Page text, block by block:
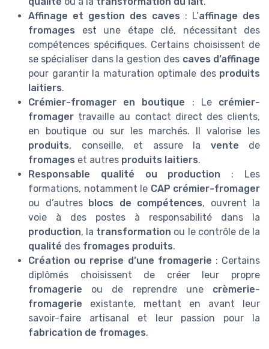
Affinage et gestion des caves : L’affinage des
fromages est une étape clé, nécessitant des
compétences spécifiques. Certains choisissent de
se spécialiser dans la gestion des caves d’affinage
pour garantir la maturation optimale des produits
laitiers.
Crémier-fromager en boutique : Le crémier-
fromager travaille au contact direct des clients,
en boutique ou sur les marchés. Il valorise les
produits, conseille, et assure la vente de
fromages et autres produits laitiers.
Responsable qualité ou production : Les
formations, notamment le CAP crémier-fromager
ou d’autres
blocs de compétences, ouvrent la
voie à des postes à responsabilité dans la
production, la transformation ou le contrôle de la
qualité des fromages produits.
Création ou reprise d’une fromagerie : Certains
diplômés choisissent de créer leur propre
fromagerie ou de reprendre une crèmerie-
fromagerie existante, mettant en avant leur
savoir-faire artisanal et leur passion pour la
fabrication de fromages.